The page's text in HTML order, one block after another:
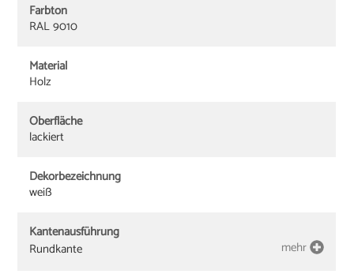
Farbton
RAL 9010
Material
Holz
Oberfläche
lackiert
Dekorbezeichnung
weiß
Kantenausführung
Rundkante
mehr